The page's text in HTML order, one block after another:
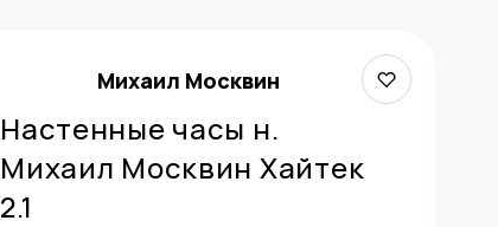
Михаил Москвин
Настенные часы н.
Михаил Москвин Хайтек
2.1